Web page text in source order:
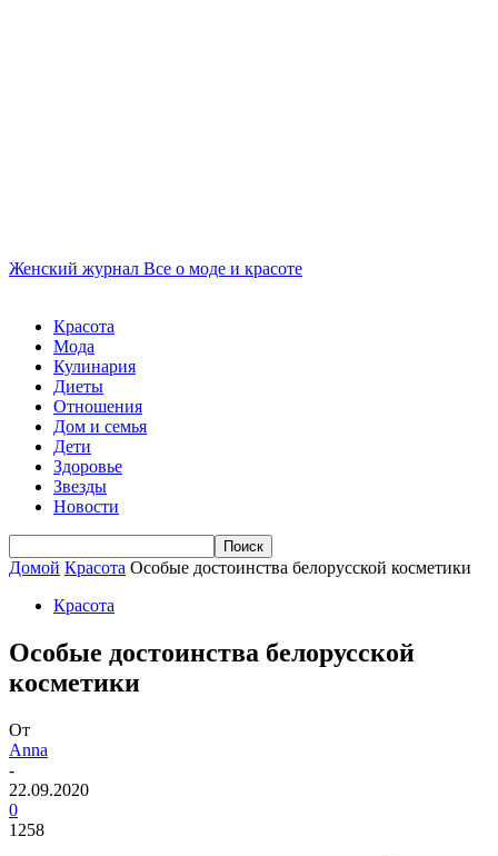
Женский журнал Все о моде и красоте
Красота
Мода
Кулинария
Диеты
Отношения
Дом и семья
Дети
Здоровье
Звезды
Новости
Домой Красота Особые достоинства белорусской косметики
Красота
Особые достоинства белорусской
косметики
От
Anna
-
22.09.2020
0
1258